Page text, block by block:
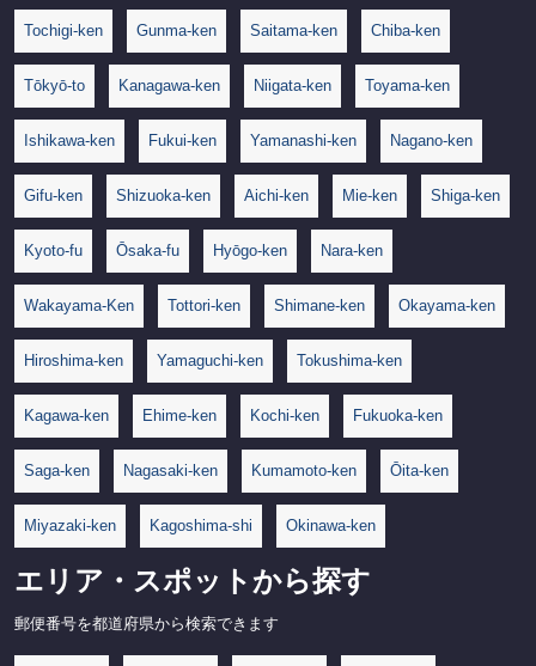
Tochigi-ken Gunma-ken Saitama-ken Chiba-ken
Tōkyō-to Kanagawa-ken Niigata-ken Toyama-ken
Ishikawa-ken Fukui-ken Yamanashi-ken Nagano-ken
Gifu-ken Shizuoka-ken Aichi-ken Mie-ken Shiga-ken
Kyoto-fu Ōsaka-fu Hyōgo-ken Nara-ken
Wakayama-Ken Tottori-ken Shimane-ken Okayama-ken
Hiroshima-ken Yamaguchi-ken Tokushima-ken
Kagawa-ken Ehime-ken Kochi-ken Fukuoka-ken
Saga-ken Nagasaki-ken Kumamoto-ken Ōita-ken
Miyazaki-ken Kagoshima-shi Okinawa-ken
エリア・スポットから探す
郵便番号を都道府県から検索できます